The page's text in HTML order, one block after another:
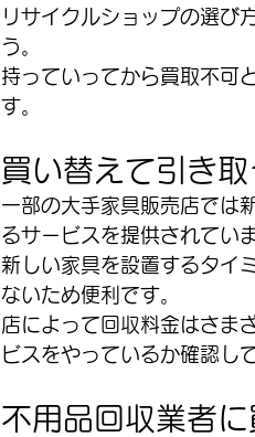
リサイクルショップの選び
う。
持っていってから買取不可
す。
買い替えて引き
一部の大手家具販売店では
るサービスを提供されていま
新しい家具を設置するタイ
ないため便利です。
店によって回収料金はさま
ビスをやっているか確認し
不用品回収業者